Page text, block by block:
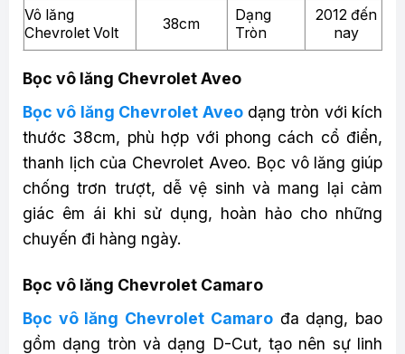
Vô lăng
Chevrolet Volt
38cm
Dạng
Tròn
2012 đến
nay
Bọc vô lăng Chevrolet Aveo
Bọc vô lăng Chevrolet Aveodạng tròn với kích
thước 38cm, phù hợp với phong cách cổ điển,
thanh lịch của Chevrolet Aveo. Bọc vô lăng giúp
chống trơn trượt, dễ vệ sinh và mang lại cảm
giác êm ái khi sử dụng, hoàn hảo cho những
chuyến đi hàng ngày.
Bọc vô lăng Chevrolet Camaro
Bọc vô lăng Chevrolet Camarođa dạng, bao
gồm dạng tròn và dạng D-Cut, tạo nên sự linh